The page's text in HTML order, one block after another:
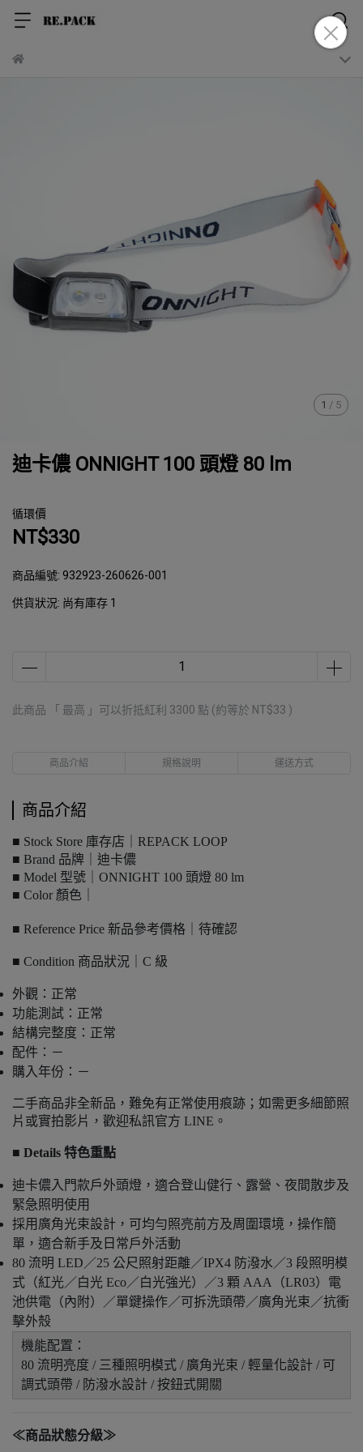
1 / 5
迪卡儂 ONNIGHT 100 頭燈 80 lm
循環價
NT$330
商品編號:932923-260626-001
供貨狀況: 尚有庫存 1
此商品 「 最高 」可以折抵紅利 3300 點 (約等於 NT$33 )
商品介紹 規格說明 運送方式
商品介紹
■ Stock Store 庫存店｜REPACK LOOP
■ Brand 品牌｜迪卡儂
■ Model 型號｜ONNIGHT 100 頭燈 80 lm
■ Color 顏色｜
■ Reference Price 新品參考價格｜待確認
■ Condition 商品狀況｜C 級
外觀：正常
功能測試：正常
結構完整度：正常
配件：－
購入年份：－
二手商品非全新品，難免有正常使用痕跡；如需更多細節照
片或實拍影片，歡迎私訊官方 LINE。
■ Details 特色重點
迪卡儂入門款戶外頭燈，適合登山健行、露營、夜間散步及
緊急照明使用
採用廣角光束設計，可均勻照亮前方及周圍環境，操作簡
單，適合新手及日常戶外活動
80 流明 LED／25 公尺照射距離／IPX4 防潑水／3 段照明模
式（紅光／白光 Eco／白光強光）／3 顆 AAA（LR03）電
池供電（內附）／單鍵操作／可拆洗頭帶／廣角光束／抗衝
擊外殼
機能配置：
80 流明亮度 / 三種照明模式 / 廣角光束 / 輕量化設計 / 可
調式頭帶 / 防潑水設計 / 按鈕式開關
≪商品狀態分級≫